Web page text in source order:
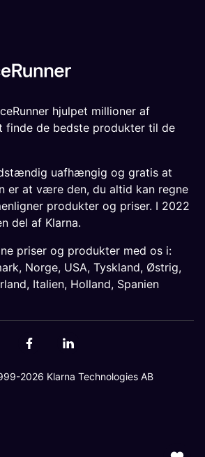
hjulpet millioner af
finde de bedste produkter til de
uafhængig og gratis at
er at være den, du altid kan regne
produkter og priser. I 2022
del af Klarna.
priser og produkter med os i:
, Norge, USA, Tyskland, Østrig,
, Italien, Holland, Spanien
2026 Klarna Technologies AB